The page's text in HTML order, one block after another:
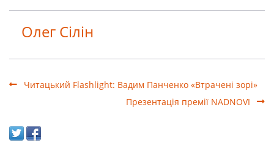
Олег Сілін
Читацький Flashlight: Вадим Панченко «Втрачені зорі»
Презентація премії NADNOVI